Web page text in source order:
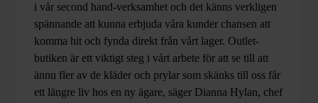
i vår second hand-verksamhet och det känns verkligen
spännande att kunna erbjuda våra kunder chansen att
komma hit och fynda direkt från vårt lager. Outlet-
butiken är ett viktigt steg i vårt arbete för att se till att
ännu fler av de kläder och prylar som skänks till oss får
ett längre liv hos en ny ägare, säger Dianna Hylan, chef